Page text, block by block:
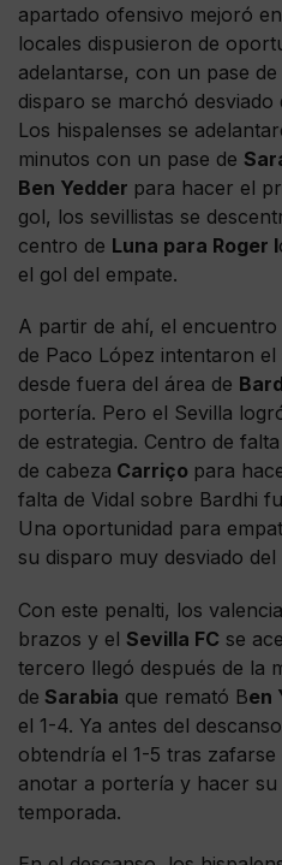
apartado ofensivo mejoró
locales dispusieron de
adelantarse, con un pase de
disparo se marchó
Los hispalenses se
minutos con un pase de
Ben Yedder para hacer el
gol, los sevillistas se
centro de Luna para Roger l
el gol del empate.
A partir de ahí, el
de Paco López intentaron
desde fuera del área de
portería. Pero el Sevilla
de estrategia. Centro de
de cabeza Carriço para
falta de Vidal sobre Bardhi
Una oportunidad para
su disparo muy desviado
Con este penalti, los
brazos y el Sevilla FC se
tercero llegó después de la
de Sarabia que remató Ben
el 1-4. Ya antes del
obtendría el 1-5 tras
anotar a portería y hacer su
temporada.